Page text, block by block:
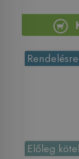
Rendelésre
Előleg